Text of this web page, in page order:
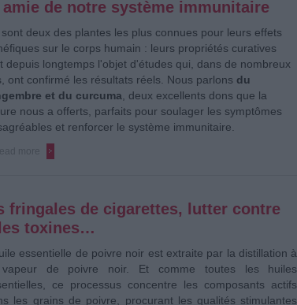
de notre système immunitaire
sont deux des plantes les plus connues pour leurs effets
sur le corps humain : leurs propriétés curatives
depuis longtemps l'objet d'études qui, dans de nombreux
ont confirmé les résultats réels. Nous parlons du
et du curcuma , deux excellents dons que la
nous a offerts, parfaits pour soulager les symptômes
et renforcer le système immunitaire.
fringales de cigarettes, lutter contre
toxines…
essentielle de poivre noir est extraite par la distillation à
de poivre noir. Et comme toutes les huiles
ce processus concentre les composants actifs
les grains de poivre, procurant les qualités stimulantes